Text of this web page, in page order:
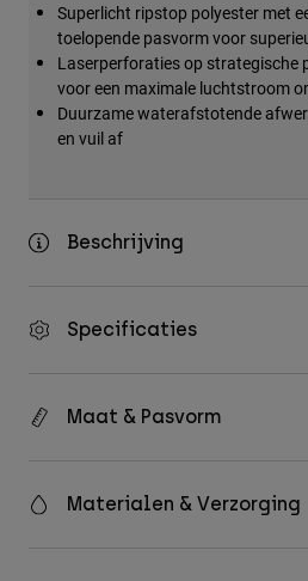
Superlicht ripstop polyester met
toelopende pasvorm voor
Laserperforaties op strategische
voor een maximale luchtstroom
Duurzame waterafstotende
en vuil af
Beschrijving
Specificaties
Maat & Pasvorm
Materialen & Verzorging